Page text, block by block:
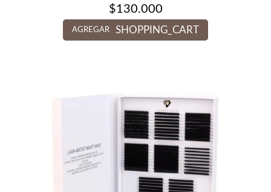
$130.000
AGREGAR SHOPPING_CART